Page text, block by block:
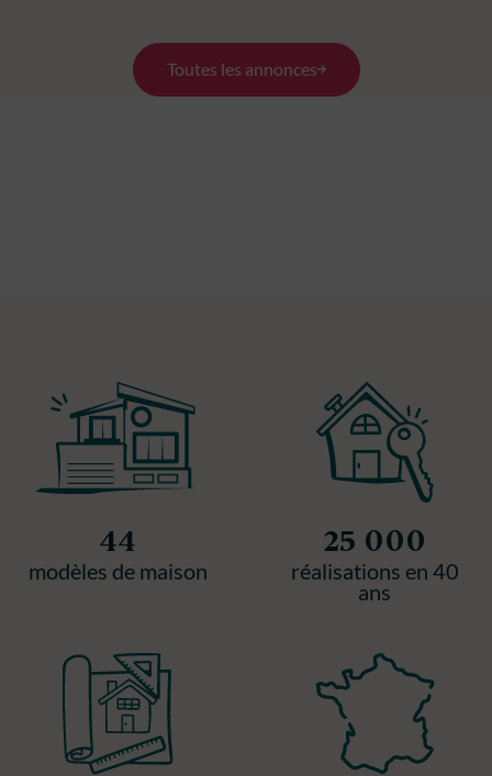
Toutes les annonces
44
modèles de maison
25 000
réalisations en 40
ans